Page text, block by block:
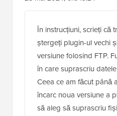
În instrucțiuni, scrieți că
ștergeți plugin-ul vechi
versiune folosind FTP.
în care suprascriu
Ceea ce am făcut până
încarc noua versiune a
să aleg să suprascriu